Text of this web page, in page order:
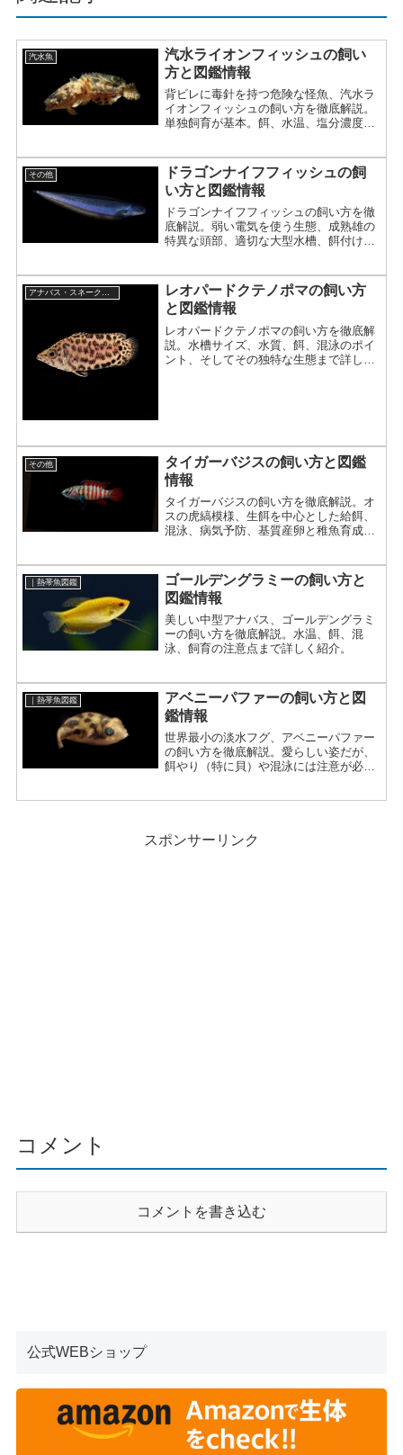
汽水魚
汽水ライオンフィッシュの飼い
方と図鑑情報
背ビレに毒針を持つ危険な怪魚、汽水ラ
イオンフィッシュの飼い方を徹底解説。
単独飼育が基本。餌、水温、塩分濃度、
その他
ドラゴンナイフフィッシュの飼
い方と図鑑情報
ドラゴンナイフフィッシュの飼い方を徹
底解説。弱い電気を使う生態、成熟雄の
特異な頭部、適切な大型水槽、餌付け、
アナバス・スネークヘッド
レオパードクテノポマの飼い方
と図鑑情報
レオパードクテノポマの飼い方を徹底解
説。水槽サイズ、水質、餌、混泳のポイ
ント、そしてその独特な生態まで詳しく
その他
タイガーバジスの飼い方と図鑑
情報
タイガーバジスの飼い方を徹底解説。オ
スの虎縞模様、生餌を中心とした給餌、
混泳、病気予防、基質産卵と稚魚育成ま
｜熱帯魚図鑑
ゴールデングラミーの飼い方と
図鑑情報
美しい中型アナバス、ゴールデングラミ
ーの飼い方を徹底解説。水温、餌、混
泳、飼育の注意点まで詳しく紹介。
｜熱帯魚図鑑
アベニーパファーの飼い方と図
鑑情報
世界最小の淡水フグ、アベニーパファー
の飼い方を徹底解説。愛らしい姿だが、
餌やり（特に貝）や混泳には注意が必
スポンサーリンク
コメント
コメントを書き込む
公式WEBショップ